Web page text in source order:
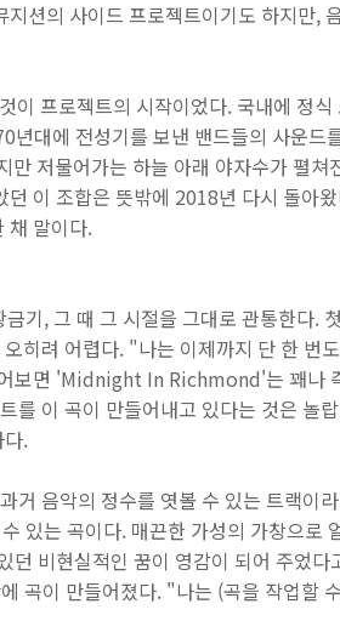
션의 사이드 프로젝트이기도 하지만,
프로젝트의 시작이었다. 국내에 정
대에 전성기를 보낸 밴드들의 사운드
저물어가는 하늘 아래 야자수가 펼
이 조합은 뜻밖에 2018년 다시 돌아
채 말이다.
금기, 그 때 그 시절을 그대로 관통한
히려 어렵다. "나는 이제까지 단 한 번
보면 'Midnight In Richmond'는 꽤나
를 이 곡이 만들어내고 있다는 것은 놀
.
음악의 정수를 엿볼 수 있는 트랙이
있는 곡이다. 매끈한 가성의 가창으로
비현실적인 꿈이 영감이 되어 주었다
곡이 만들어졌다. "나는 (곡을 작업할